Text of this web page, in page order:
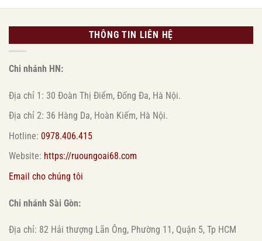
THÔNG TIN LIÊN HỆ
Chi nhánh HN:
Địa chỉ 1: 30 Đoàn Thị Điểm, Đống Đa, Hà Nội.
Địa chỉ 2: 36 Hàng Da, Hoàn Kiếm, Hà Nội.
Hotline: 0978.406.415
Website: https://ruoungoai68.com
Email cho chúng tôi
Chi nhánh Sài Gòn:
Địa chỉ: 82 Hải thượng Lãn Ông, Phường 11, Quận 5, Tp HCM